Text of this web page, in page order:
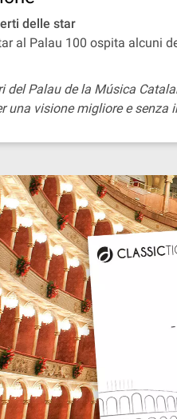
delle star
al Palau 100 ospita alcuni
del Palau de la Música
una visione migliore e senza